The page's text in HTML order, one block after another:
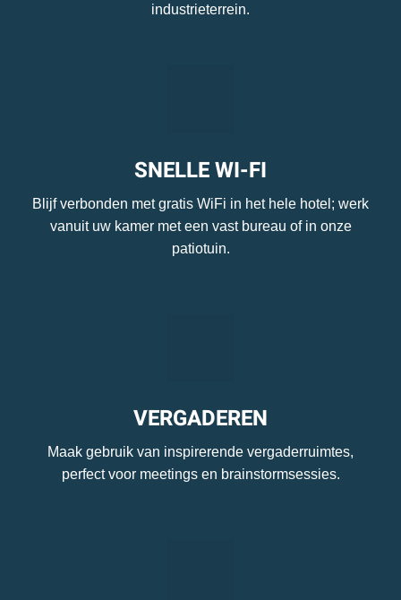
industrieterrein.
SNELLE WI-FI
Blijf verbonden met gratis WiFi in het hele hotel; werk
vanuit uw kamer met een vast bureau of in onze
patiotuin.
VERGADEREN
Maak gebruik van inspirerende vergaderruimtes,
perfect voor meetings en brainstormsessies.